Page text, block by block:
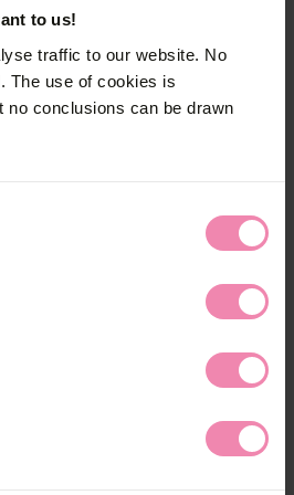
to us!
traffic to our website. No
The use of cookies is
no conclusions can be drawn
sexuelle Beziehung zu
weiter? Dann
gleichzeitig
um euch nicht
anzustecken.
für ein
mit unseren
Sprache und die
dir festgestellt wurde.